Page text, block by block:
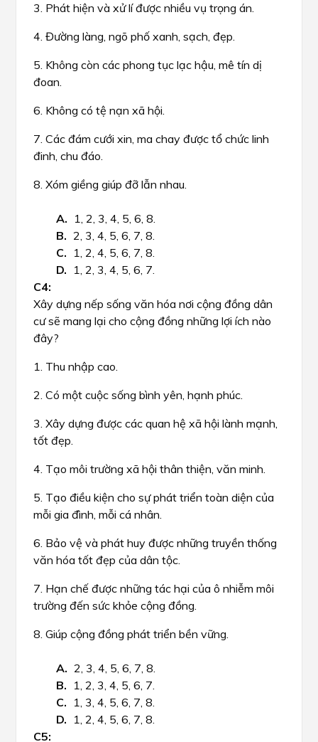
3. Phát hiện và xử lí được nhiều vụ trọng án.
4. Đường làng, ngõ phố xanh, sạch, đẹp.
5. Không còn các phong tục lạc hậu, mê tín dị
đoan.
6. Không có tệ nạn xã hội.
7. Các đám cưới xin, ma chay được tổ chức linh
đinh, chu đáo.
8. Xóm giềng giúp đỡ lẫn nhau.
1, 2, 3, 4, 5, 6, 8.
2, 3, 4, 5, 6, 7, 8.
1, 2, 4, 5, 6, 7, 8.
1, 2, 3, 4, 5, 6, 7.
Xây dựng nếp sống văn hóa nơi cộng đồng dân
cư sẽ mang lại cho cộng đồng những lợi ích nào
đây?
1. Thu nhập cao.
2. Có một cuộc sống bình yên, hạnh phúc.
3. Xây dựng được các quan hệ xã hội lành mạnh,
tốt đẹp.
4. Tạo môi trường xã hội thân thiện, văn minh.
5. Tạo điều kiện cho sự phát triển toàn diện của
mỗi gia đình, mỗi cá nhân.
6. Bảo vệ và phát huy được những truyền thống
văn hóa tốt đẹp của dân tộc.
7. Hạn chế được những tác hại của ô nhiễm môi
trường đến sức khỏe cộng đồng.
8. Giúp cộng đồng phát triển bền vững.
2, 3, 4, 5, 6, 7, 8.
1, 2, 3, 4, 5, 6, 7.
1, 3, 4, 5, 6, 7, 8.
1, 2, 4, 5, 6, 7, 8.